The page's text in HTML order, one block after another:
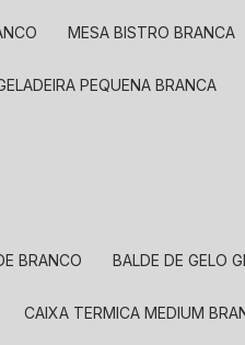
MESA BISTRO BRANCA
PEQUENA BRANCA
BRANCO BALDE DE GELO
CAIXA TERMICA MEDIUM